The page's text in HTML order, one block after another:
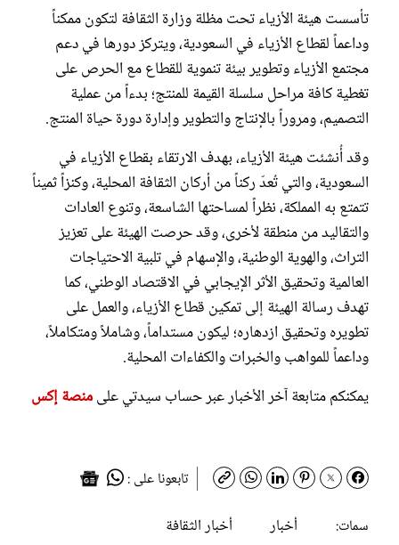
تأسست هيئة الأزياء تحت مظلة وزارة الثقافة لتكون ممكناً
وداعماً لقطاع الأزياء في السعودية، ويتركز دورها في دعم
مجتمع الأزياء وتطوير بيئة تنموية للقطاع مع الحرص على
تغطية كافة مراحل سلسلة القيمة للمنتج؛ بدءاً من عملية
التصميم، ومروراً بالإنتاج والتطوير وإدارة دورة حياة المنتج.
وقد أُنشئت هيئة الأزياء، بهدف الارتقاء بقطاع الأزياء في
السعودية، والتي تُعدّ ركناً من أركان الثقافة المحلية، وكنزاً ثميناً
تتمتع به المملكة، نظراً لمساحتها الشاسعة، وتنوع العادات
والتقاليد من منطقة لأخرى، وقد حرصت الهيئة على تعزيز
التراث، والهوية الوطنية، والإسهام في تلبية الاحتياجات
العالمية وتحقيق الأثر الإيجابي في الاقتصاد الوطني، كما
تهدف رسالة الهيئة إلى تمكين قطاع الأزياء، والعمل على
تطويره وتحقيق ازدهاره؛ ليكون مستداماً، وشاملاً ومتكاملاً،
وداعماً للمواهب والخبرات والكفاءات المحلية.
يمكنكم متابعة آخر الأخبار عبر حساب سيدتي علىمنصة إكس
تابعونا على :
سمات:
أخبار
أخبار الثقافة